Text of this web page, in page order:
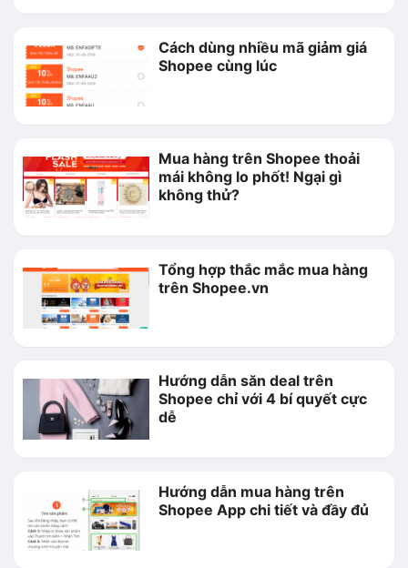
Cách dùng nhiều mã giảm giá
Shopee cùng lúc
Mua hàng trên Shopee thoải
mái không lo phốt! Ngại gì
không thử?
Tổng hợp thắc mắc mua hàng
trên Shopee.vn
Hướng dẫn săn deal trên
Shopee chỉ với 4 bí quyết cực
dễ
Hướng dẫn mua hàng trên
Shopee App chi tiết và đầy đủ